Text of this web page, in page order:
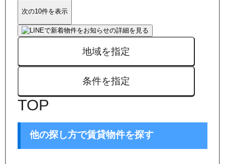
次の10件を表示
地域を指定
条件を指定
TOP
他の探し方で賃貸物件を探す